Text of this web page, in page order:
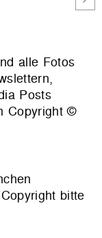
alle Fotos
Posts
Copyright ©
bitte